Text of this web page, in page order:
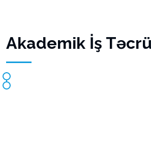
Akademik İş